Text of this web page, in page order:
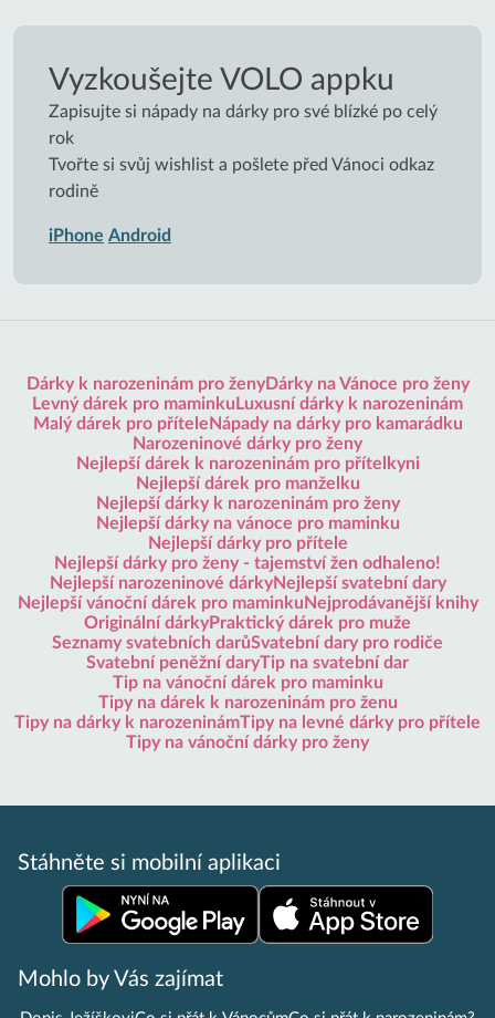
Vyzkoušejte VOLO appku
Zapisujte si nápady na dárky pro své blízké po celý
rok
Tvořte si svůj wishlist a pošlete před Vánoci odkaz
rodině
iPhone Android
Dárky k narozeninám pro ženyDárky na Vánoce pro ženy
Levný dárek pro maminku Luxusní dárky k narozeninám
Malý dárek pro přítele Nápady na dárky pro kamarádku
Narozeninové dárky pro ženy
Nejlepší dárek k narozeninám pro přítelkyni
Nejlepší dárek pro manželku
Nejlepší dárky k narozeninám pro ženy
Nejlepší dárky na vánoce pro maminku
Nejlepší dárky pro přítele
Nejlepší dárky pro ženy - tajemství žen odhaleno!
Nejlepší narozeninové dárkyNejlepší svatební dary
Nejlepší vánoční dárek pro maminku Nejprodávanější knihy
Originální dárkyPraktický dárek pro muže
Seznamy svatebních darůSvatební dary pro rodiče
Svatební peněžní daryTip na svatební dar
Tip na vánoční dárek pro maminku
Tipy na dárek k narozeninám pro ženu
Tipy na dárky k narozeninámTipy na levné dárky pro přítele
Tipy na vánoční dárky pro ženy
Stáhněte si mobilní aplikaci
Mohlo by Vás zajímat